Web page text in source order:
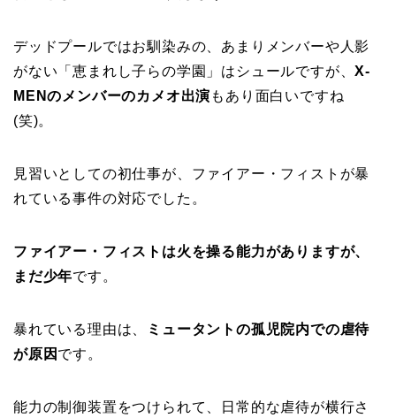
デッドプールではお馴染みの、あまりメンバーや人影
がない「恵まれし子らの学園」はシュールですが、X-
MENのメンバーのカメオ出演 もあり面白いですね
(笑)。
見習いとしての初仕事が、ファイアー・フィストが暴
れている事件の対応でした。
ファイアー・フィストは火を操る能力がありますが、
まだ少年です。
暴れている理由は、
ミュータントの孤児院内での虐待
が原因 です。
能力の制御装置をつけられて、日常的な虐待が横行さ